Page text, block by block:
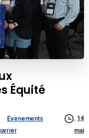
Équité
Évenements
14
mai